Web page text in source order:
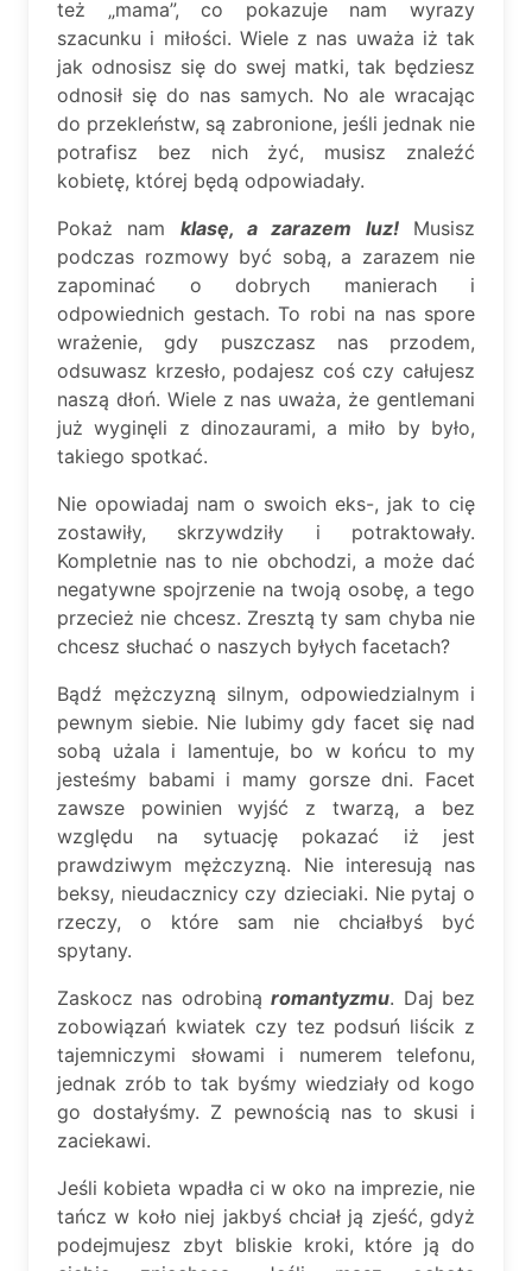
też „mama”, co pokazuje nam wyrazy
szacunku i miłości. Wiele z nas uważa iż tak
jak odnosisz się do swej matki, tak będziesz
odnosił się do nas samych. No ale wracając
do przekleństw, są zabronione, jeśli jednak nie
potrafisz bez nich żyć, musisz znaleźć
kobietę, której będą odpowiadały.
Pokaż nam klasę, a zarazem luz!Musisz
podczas rozmowy być sobą, a zarazem nie
zapominać o dobrych manierach i
odpowiednich gestach. To robi na nas spore
wrażenie, gdy puszczasz nas przodem,
odsuwasz krzesło, podajesz coś czy całujesz
naszą dłoń. Wiele z nas uważa, że gentlemani
już wyginęli z dinozaurami, a miło by było,
takiego spotkać.
Nie opowiadaj nam o swoich eks-, jak to cię
zostawiły, skrzywdziły i potraktowały.
Kompletnie nas to nie obchodzi, a może dać
negatywne spojrzenie na twoją osobę, a tego
przecież nie chcesz. Zresztą ty sam chyba nie
chcesz słuchać o naszych byłych facetach?
Bądź mężczyzną silnym, odpowiedzialnym i
pewnym siebie. Nie lubimy gdy facet się nad
sobą użala i lamentuje, bo w końcu to my
jesteśmy babami i mamy gorsze dni. Facet
zawsze powinien wyjść z twarzą, a bez
względu na sytuację pokazać iż jest
prawdziwym mężczyzną. Nie interesują nas
beksy, nieudacznicy czy dzieciaki. Nie pytaj o
rzeczy, o które sam nie chciałbyś być
spytany.
Zaskocz nas odrobinąromantyzmu. Daj bez
zobowiązań kwiatek czy tez podsuń liścik z
tajemniczymi słowami i numerem telefonu,
jednak zrób to tak byśmy wiedziały od kogo
go dostałyśmy. Z pewnością nas to skusi i
zaciekawi.
Jeśli kobieta wpadła ci w oko na imprezie, nie
tańcz w koło niej jakbyś chciał ją zjeść, gdyż
podejmujesz zbyt bliskie kroki, które ją do